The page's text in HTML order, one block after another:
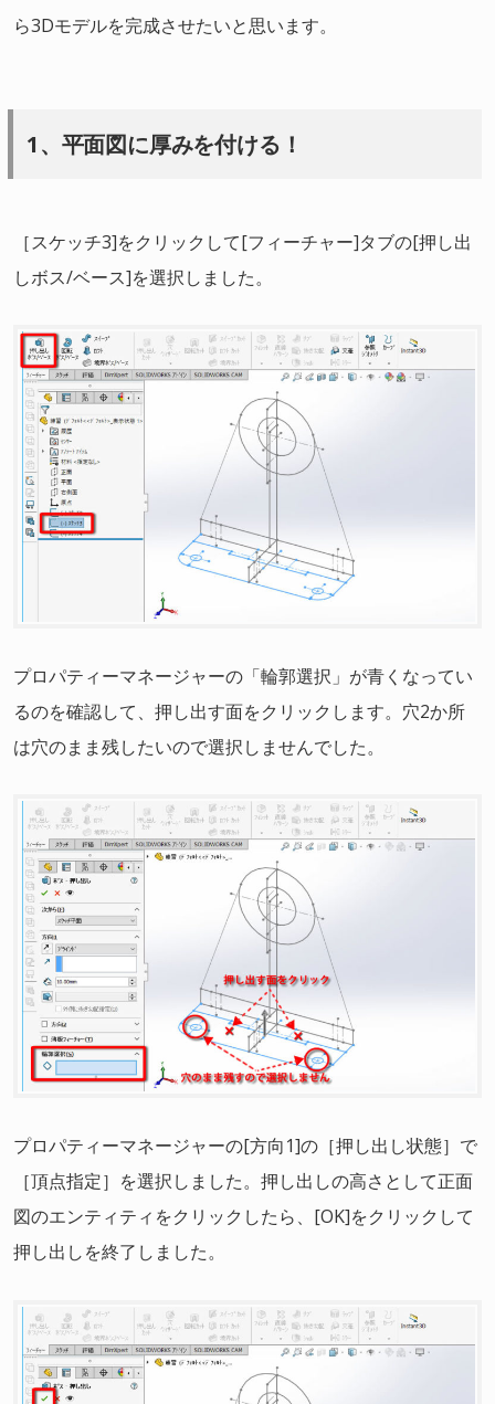
ら3Dモデルを完成させたいと思います。
1、平面図に厚みを付ける！
［スケッチ3]をクリックして[フィーチャー]タブの[押し出
しボス/ベース]を選択しました。
プロパティーマネージャーの「輪郭選択」が青くなってい
るのを確認して、押し出す面をクリックします。穴2か所
は穴のまま残したいので選択しませんでした。
プロパティーマネージャーの[方向1]の［押し出し状態］で
［頂点指定］を選択しました。押し出しの高さとして正面
図のエンティティをクリックしたら、[OK]をクリックして
押し出しを終了しました。